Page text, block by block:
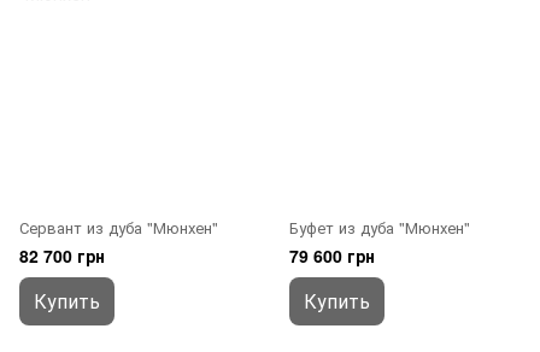
Сервант из дуба "Мюнхен"
82 700 грн
Купить
Буфет из дуба "Мюнхен"
79 600 грн
Купить